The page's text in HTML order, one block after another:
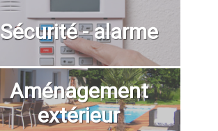
Sécurité - alarme
Aménagement
extérieur